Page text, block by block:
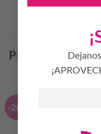
PRODUCTOS
-20%